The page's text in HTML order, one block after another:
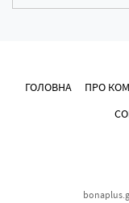
ГОЛОВНА ПРО